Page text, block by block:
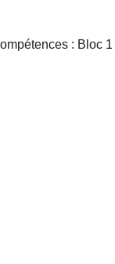
: Bloc 1